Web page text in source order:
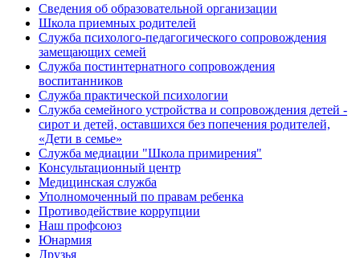
Сведения об образовательной организации
Школа приемных родителей
Служба психолого-педагогического сопровождения
замещающих семей
Cлужба постинтернатного сопровождения
воспитанников
Служба практической психологии
Служба семейного устройства и сопровождения детей -
сирот и детей, оставшихся без попечения родителей,
«Дети в семье»
Служба медиации "Школа примирения"
Консультационный центр
Медицинская служба
Уполномоченный по правам ребенка
Противодействие коррупции
Наш профсоюз
Юнармия
Друзья